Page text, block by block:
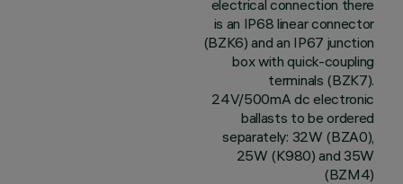
electrical connection there
is an IP68 linear connector
(BZK6) and an IP67 junction
box with quick-coupling
terminals (BZK7).
24V/500mA dc electronic
ballasts to be ordered
separately: 32W (BZA0),
25W (K980) and 35W
(BZM4)